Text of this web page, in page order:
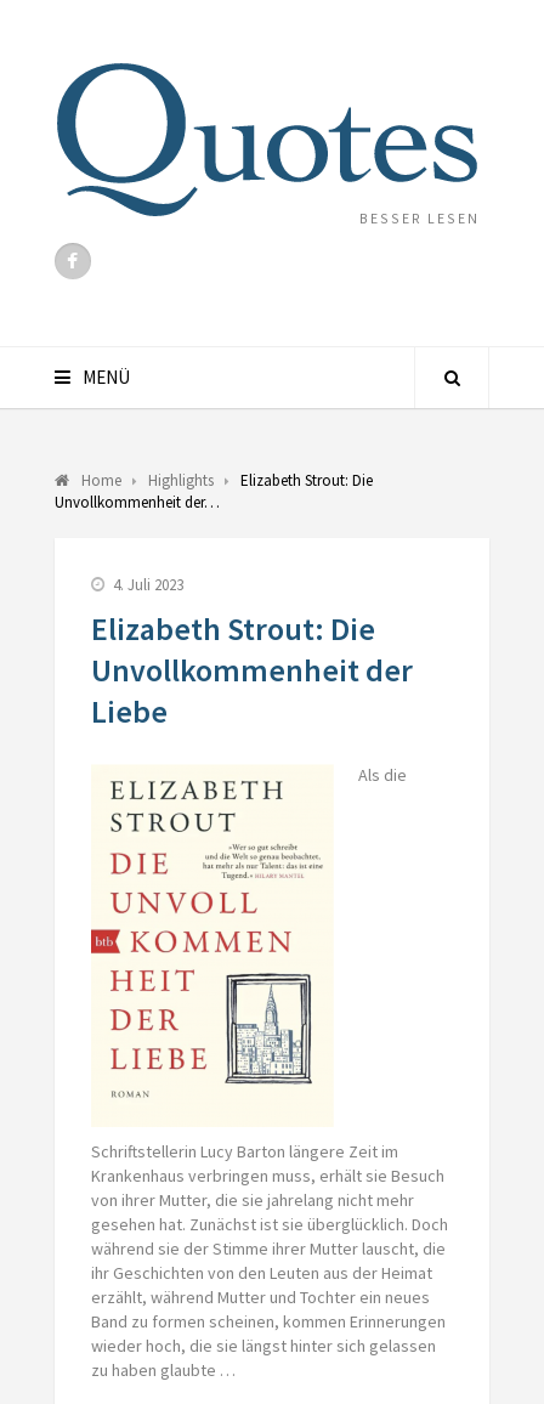
BESSER LESEN
MENÜ
Home Highlights
Elizabeth Strout: Die
Unvollkommenheit der…
4. Juli 2023
Elizabeth Strout: Die
Unvollkommenheit der
Liebe
Als die
Schriftstellerin Lucy Barton längere Zeit im
Krankenhaus verbringen muss, erhält sie Besuch
von ihrer Mutter, die sie jahrelang nicht mehr
gesehen hat. Zunächst ist sie überglücklich. Doch
während sie der Stimme ihrer Mutter lauscht, die
ihr Geschichten von den Leuten aus der Heimat
erzählt, während Mutter und Tochter ein neues
Band zu formen scheinen, kommen Erinnerungen
wieder hoch, die sie längst hinter sich gelassen
zu haben glaubte …